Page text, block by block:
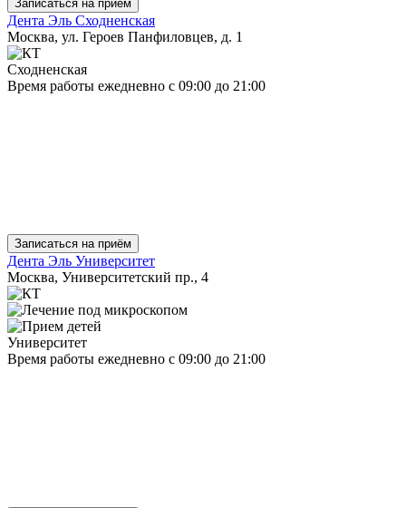
Записаться на приём
Дента Эль Сходненская
Москва, ул. Героев Панфиловцев, д. 1
Сходненская
Время работы ежедневно с 09:00 до 21:00
Записаться на приём
Дента Эль Университет
Москва, Университетский пр., 4
Университет
Время работы ежедневно с 09:00 до 21:00